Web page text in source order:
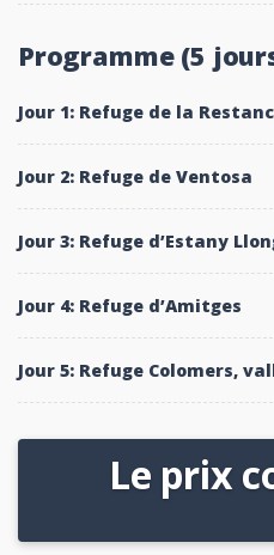
Programme (5
Jour 1: Refuge de la
Jour 2: Refuge de Ventosa
Jour 3: Refuge d’Estany
Jour 4: Refuge d’Amitges
Jour 5: Refuge Colomers,
Le prix